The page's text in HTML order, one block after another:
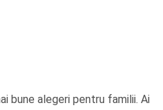
bune alegeri pentru familii. Ai